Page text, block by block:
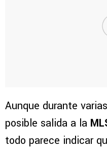
Aunque durante
posible salida a la
todo parece indicar